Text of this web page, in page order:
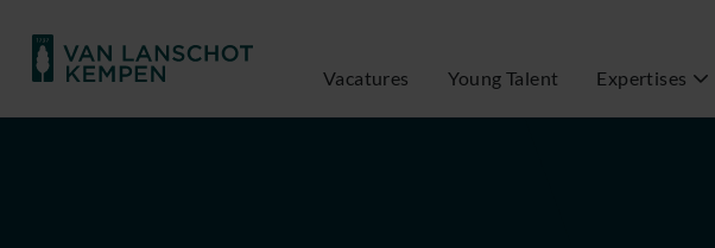
Vacatures Young Talent Expertises